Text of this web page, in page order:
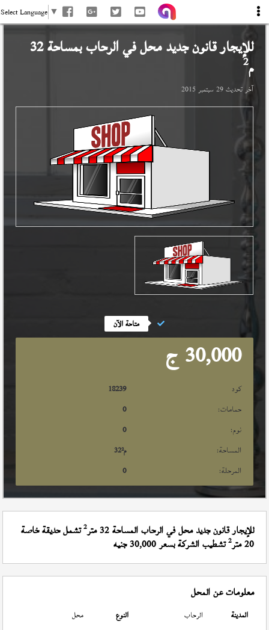
Select Language ▼
للإيجار قانون جديد محل فيالرحاب بمساحة 32
م2
آخر تحديث29 سبتمبر 2015
متاحة الآن
30,000 ج
كود
18239
حمامات:
0
نوم:
0
المساحة:
32م²
المرحلة: 0
للإيجار قانون جديد محل في الرحاب المساحة 32 متر 2تشمل حديقة خاصة
20 متر 2تشطيب الشركة بسعر 30,000 جنيه
معلومات عن المحل
المدينة الرحاب النوع
محل